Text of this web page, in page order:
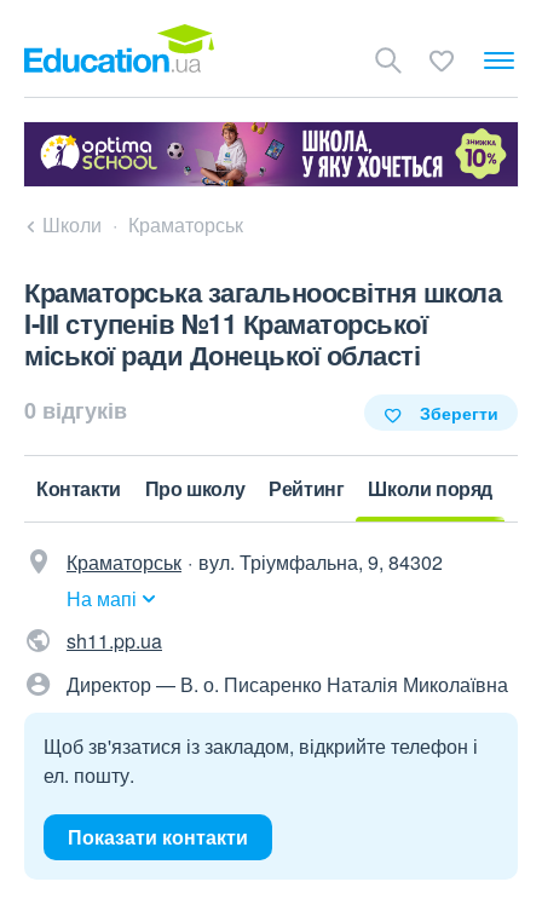
Школи Краматорськ
Краматорська загальноосвітня школа
I-IІI ступенів №11 Краматорської
міської ради Донецької області
0 відгуків Зберегти
Контакти Про школу Рейтинг Школи поряд
Краматорськ
вул. Тріумфальна, 9, 84302
На мапі
sh11.pp.ua
Директор — В. о. Писаренко Наталія Миколаївна
Щоб зв'язатися із закладом, відкрийте телефон і
ел. пошту.
Показати контакти